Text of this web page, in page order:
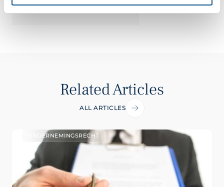
Related Articles
ALL ARTICLES
ONDERNEMINGSRECHT